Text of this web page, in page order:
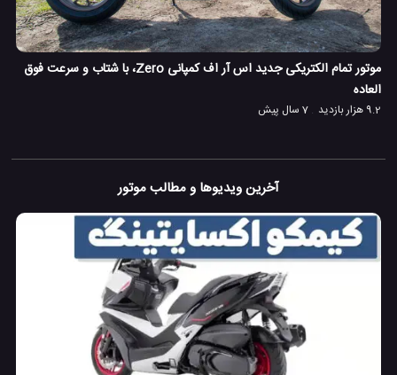
موتور تمام الکتریکی جدید اس آر اف کمپانی Zero، با شتاب و سرعت فوق
العاده
9.2 هزار بازدید 7 سال پیش
آخرین ویدیوها و مطالب موتور